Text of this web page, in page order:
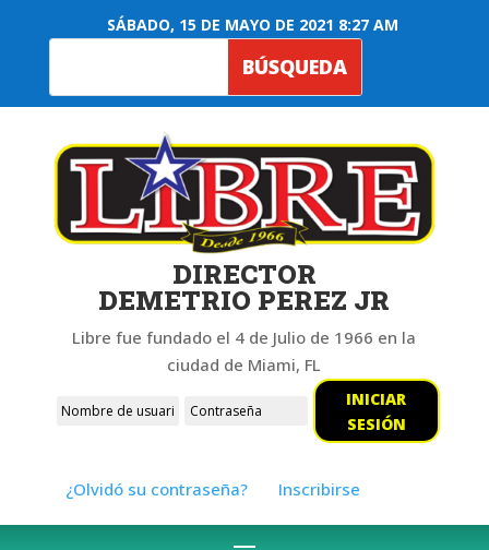
SÁBADO, 15 DE MAYO DE 2021 8:27 AM
DIRECTOR
DEMETRIO PEREZ JR
Libre fue fundado el 4 de Julio de 1966 en la
ciudad de Miami, FL
INICIAR
SESIÓN
¿Olvidó su contraseña? Inscribirse